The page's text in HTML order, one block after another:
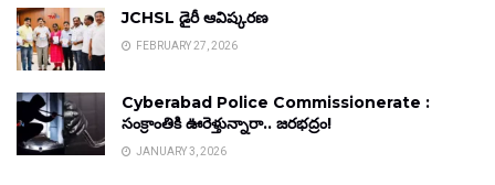
JCHSL డైరీ ఆవిష్కరణ
FEBRUARY 27, 2026
Cyberabad Police Commissionerate :
సంక్రాంతికి ఊరెళ్తున్నారా.. జరభద్రం!
JANUARY 3, 2026